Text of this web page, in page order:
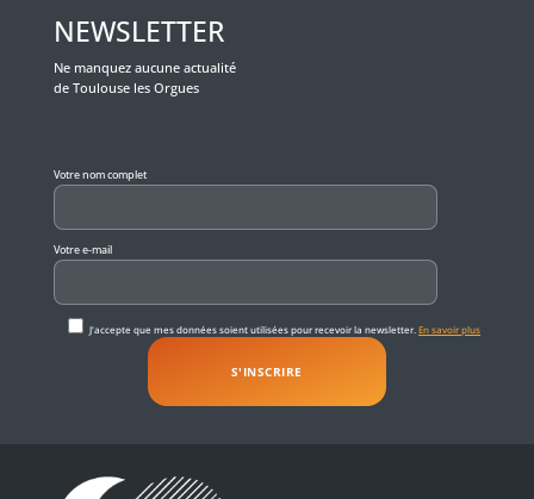
NEWSLETTER
Ne manquez aucune actualité
de Toulouse les Orgues
Votre nom complet
Votre e-mail
J'accepte que mes données soient utilisées pour recevoir la newsletter.En savoir plus